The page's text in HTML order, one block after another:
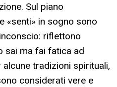
Sul piano
«senti» in sogno sono
riflettono
sai ma fai fatica ad
tradizioni spirituali,
considerati vere e